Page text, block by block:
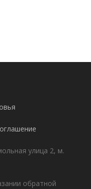
улица 2, м.
обратной